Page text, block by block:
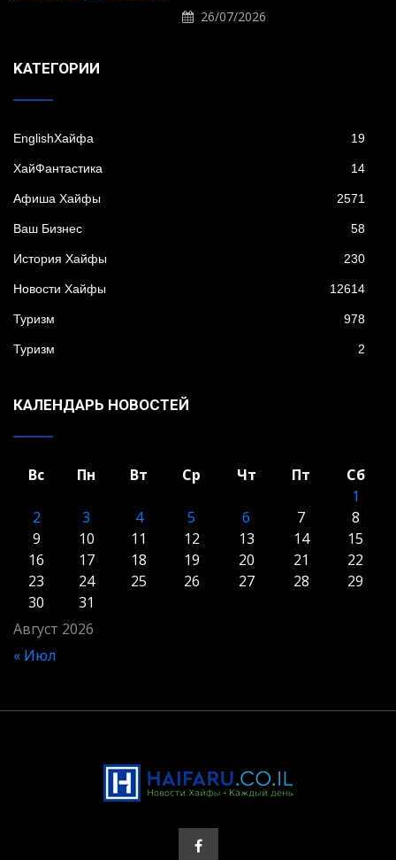
26/07/2026
KАТЕГОРИИ
EnglishХайфа 19
XайФантастика 14
Афиша Хайфы 2571
Ваш Бизнес 58
История Хайфы 230
Новости Хайфы 12614
Туризм 978
Туризм 2
КАЛЕНДАРЬ НОВОСТЕЙ
Август 2026
Вс Пн Вт Ср Чт Пт
Сб
1
2
3 4 5 6 7
8
9
10 11 12 13 14
15
16
17 18 19 20 21
22
23
24 25 26 27 28
29
30
31
« Июл